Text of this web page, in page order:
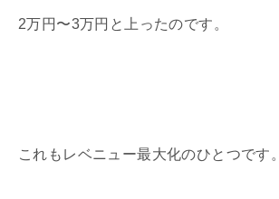
2万円〜3万円と上ったのです。
これもレベニュー最大化のひとつです。